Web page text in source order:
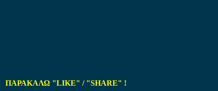
ΠΑΡΑΚΑΛΩ "LIKE" / "SHARE" !